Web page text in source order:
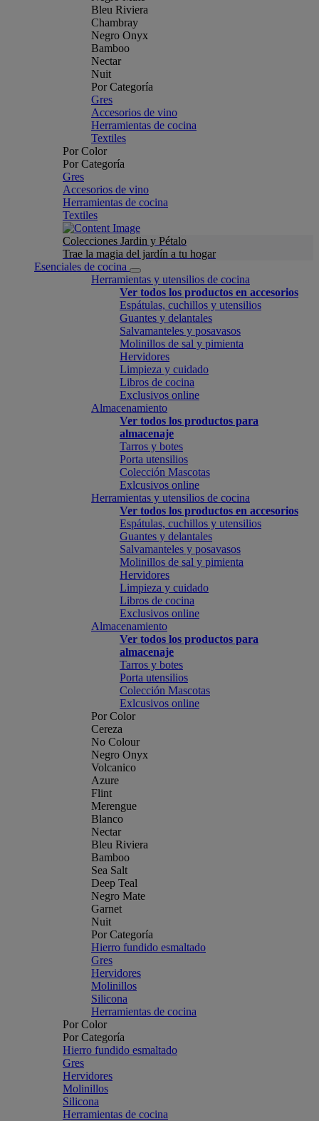
Bleu Riviera
Chambray
Negro Onyx
Bamboo
Nectar
Nuit
Por Categoría
Gres
Accesorios de vino
Herramientas de cocina
Textiles
Por Color
Por Categoría
Gres
Accesorios de vino
Herramientas de cocina
Textiles
Colecciones Jardin y Pétalo
Trae la magia del jardín a tu hogar
Esenciales de cocina
Herramientas y utensilios de cocina
Ver todos los productos en accesorios
Espátulas, cuchillos y utensilios
Guantes y delantales
Salvamanteles y posavasos
Molinillos de sal y pimienta
Hervidores
Limpieza y cuidado
Libros de cocina
Exclusivos online
Almacenamiento
Ver todos los productos para
almacenaje
Tarros y botes
Porta utensilios
Colección Mascotas
Exlcusivos online
Herramientas y utensilios de cocina
Ver todos los productos en accesorios
Espátulas, cuchillos y utensilios
Guantes y delantales
Salvamanteles y posavasos
Molinillos de sal y pimienta
Hervidores
Limpieza y cuidado
Libros de cocina
Exclusivos online
Almacenamiento
Ver todos los productos para
almacenaje
Tarros y botes
Porta utensilios
Colección Mascotas
Exlcusivos online
Por Color
Cereza
No Colour
Negro Onyx
Volcanico
Azure
Flint
Merengue
Blanco
Nectar
Bleu Riviera
Bamboo
Sea Salt
Deep Teal
Negro Mate
Garnet
Nuit
Por Categoría
Hierro fundido esmaltado
Gres
Hervidores
Molinillos
Silicona
Herramientas de cocina
Por Color
Por Categoría
Hierro fundido esmaltado
Gres
Hervidores
Molinillos
Silicona
Herramientas de cocina